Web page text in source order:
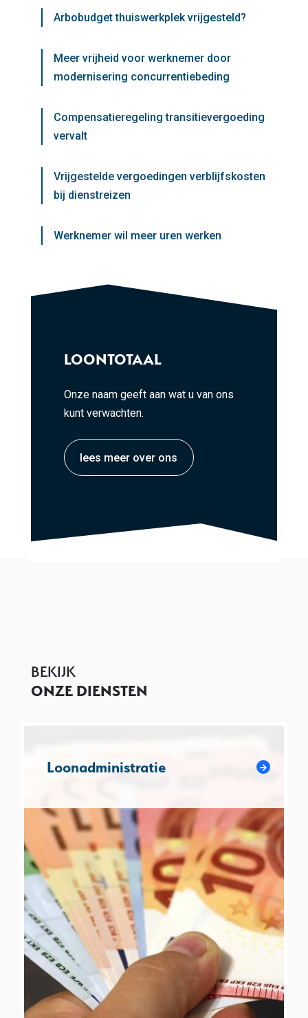
Arbobudget thuiswerkplek vrijgesteld?
Meer vrijheid voor werknemer door
modernisering concurrentiebeding
Compensatieregeling transitievergoeding
vervalt
Vrijgestelde vergoedingen verblijfskosten
bij dienstreizen
Werknemer wil meer uren werken
LOONTOTAAL
Onze naam geeft aan wat u van ons
kunt verwachten.
lees meer over ons
BEKIJK
ONZE DIENSTEN
Loonadministratie